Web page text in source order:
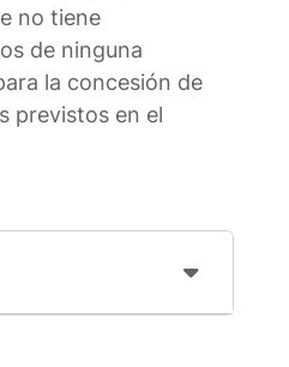
no tiene
de ninguna
la concesión de
previstos en el